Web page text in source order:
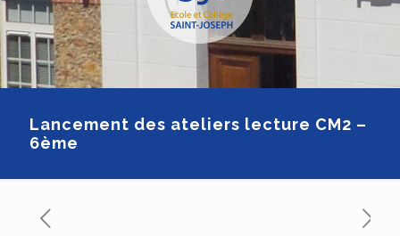
Lancement des ateliers lecture CM2 –
6ème